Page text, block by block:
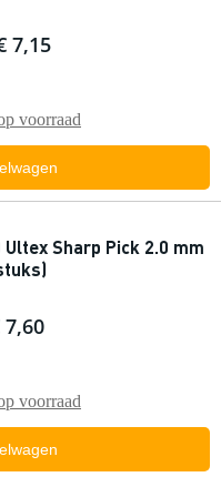
7,15
voorraad
Ultex Sharp Pick 2.0 mm
7,60
voorraad